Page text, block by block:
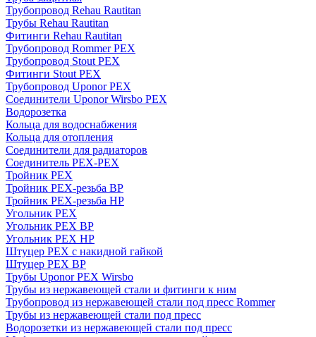
Трубопровод Rehau Rautitan
Трубы Rehau Rautitan
Фитинги Rehau Rautitan
Трубопровод Rommer PEX
Трубопровод Stout PEX
Фитинги Stout PEX
Трубопровод Uponor PEX
Соединители Uponor Wirsbo PEX
Водорозетка
Кольца для водоснабжения
Кольца для отопления
Соединители для радиаторов
Соединитель PEX-PEX
Тройник PEX
Тройник PEX-резьба ВР
Тройник PEX-резьба НР
Угольник PEX
Угольник PEX ВР
Угольник PEX НР
Штуцер PEX c накидной гайкой
Штуцер PEX ВР
Трубы Uponor PEX Wirsbo
Трубы из нержавеющей стали и фитинги к ним
Трубопровод из нержавеющей стали под пресс Rommer
Трубы из нержавеющей стали под пресс
Водорозетки из нержавеющей стали под пресс